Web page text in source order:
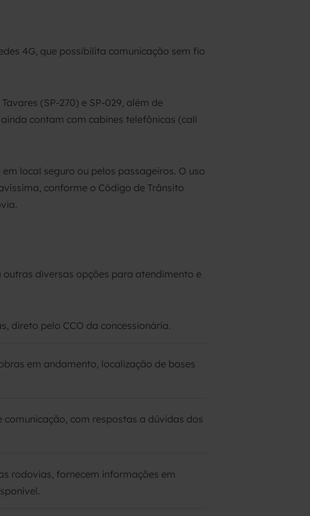
4G, que possibilita comunicação sem fio
(SP-270) e SP-029, além de
contam com cabines telefônicas (call
local seguro ou pelos passageiros. O uso
conforme o Código de Trânsito
diversas opções para atendimento e
direto pelo CCO da concessionária.
em andamento, localização de bases
com respostas a dúvidas dos
rodovias, fornecem informações em